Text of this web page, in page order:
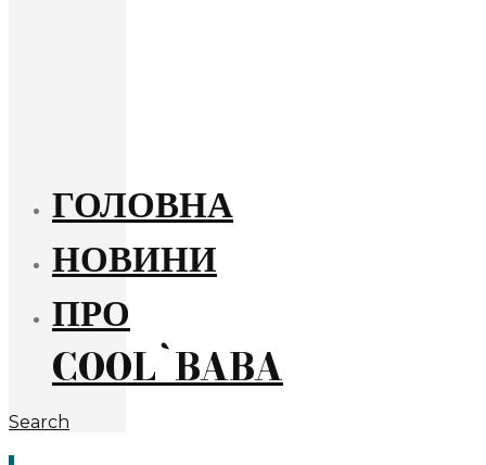
ГОЛОВНА
НОВИНИ
ПРО
COOL`BABA
Search